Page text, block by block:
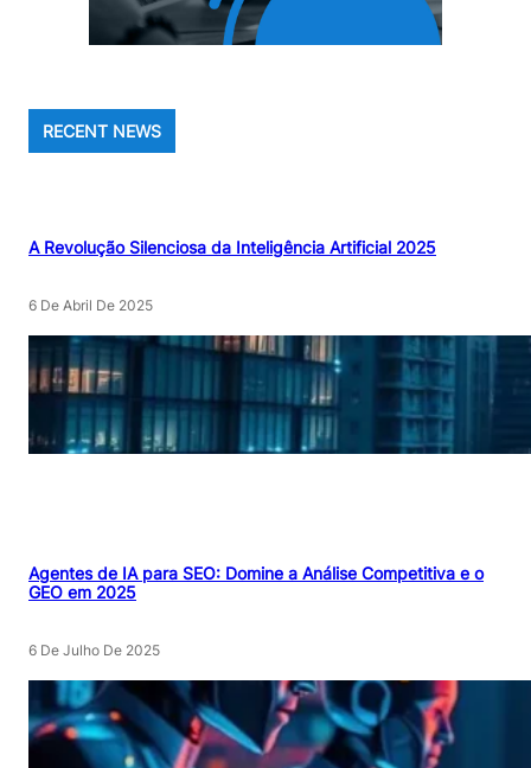
RECENT NEWS
A Revolução Silenciosa da Inteligência Artificial 2025
6 De Abril De 2025
Agentes de IA para SEO: Domine a Análise Competitiva e o
GEO em 2025
6 De Julho De 2025